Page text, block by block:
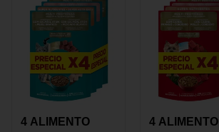
4 ALIMENTO
4 ALIMENTO